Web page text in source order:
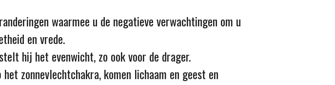
waarmee u de negatieve verwachtingen om u
en vrede.
hij het evenwicht, zo ook voor de drager.
zonnevlechtchakra, komen lichaam en geest en